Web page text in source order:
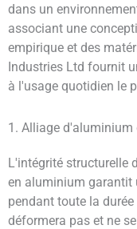
dans un
associant une
empirique et des
Industries Ltd fournit
à l'usage quotidien le
1. Alliage
L'intégrité structurelle
en aluminium garantit
pendant toute la
déformera pas et ne